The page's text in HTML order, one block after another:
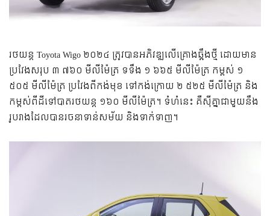
រថយន្ត Toyota Wigo ២០២៤ ត្រូវបានអភិវឌ្ឍលើគ្រោងឆ្អឹងថ្មី ដោយមាន
ប្រវែងសរុប ៣ ៧៦០ មីលីម៉ែត្រ ទទឹង ១ ៦៦៥ មីលីម៉ែត្រ កម្ពស់ ១
៥០៥ មីលីម៉ែត្រ ប្រវែងពីកង់មុខ ទៅកង់ក្រោយ ២ ៥២៥ មីលីម៉ែត្រ និង
កម្ពស់ពីដីទៅបាតរថយន្ត ១៦០ មីលីម៉ែត្រ។ ទំហំនេះ គឺស៊ីគ្នាជាមួយនឹង
រូបរាងដែលបានរចនាទាន់សម័យ និងទាក់ទាញ។